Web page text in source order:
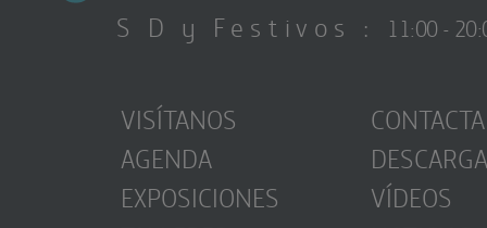
S D y Festivos : 11:00 -
VISÍTANOS
AGENDA
EXPOSICIONES
CONTACTA
VÍDEOS